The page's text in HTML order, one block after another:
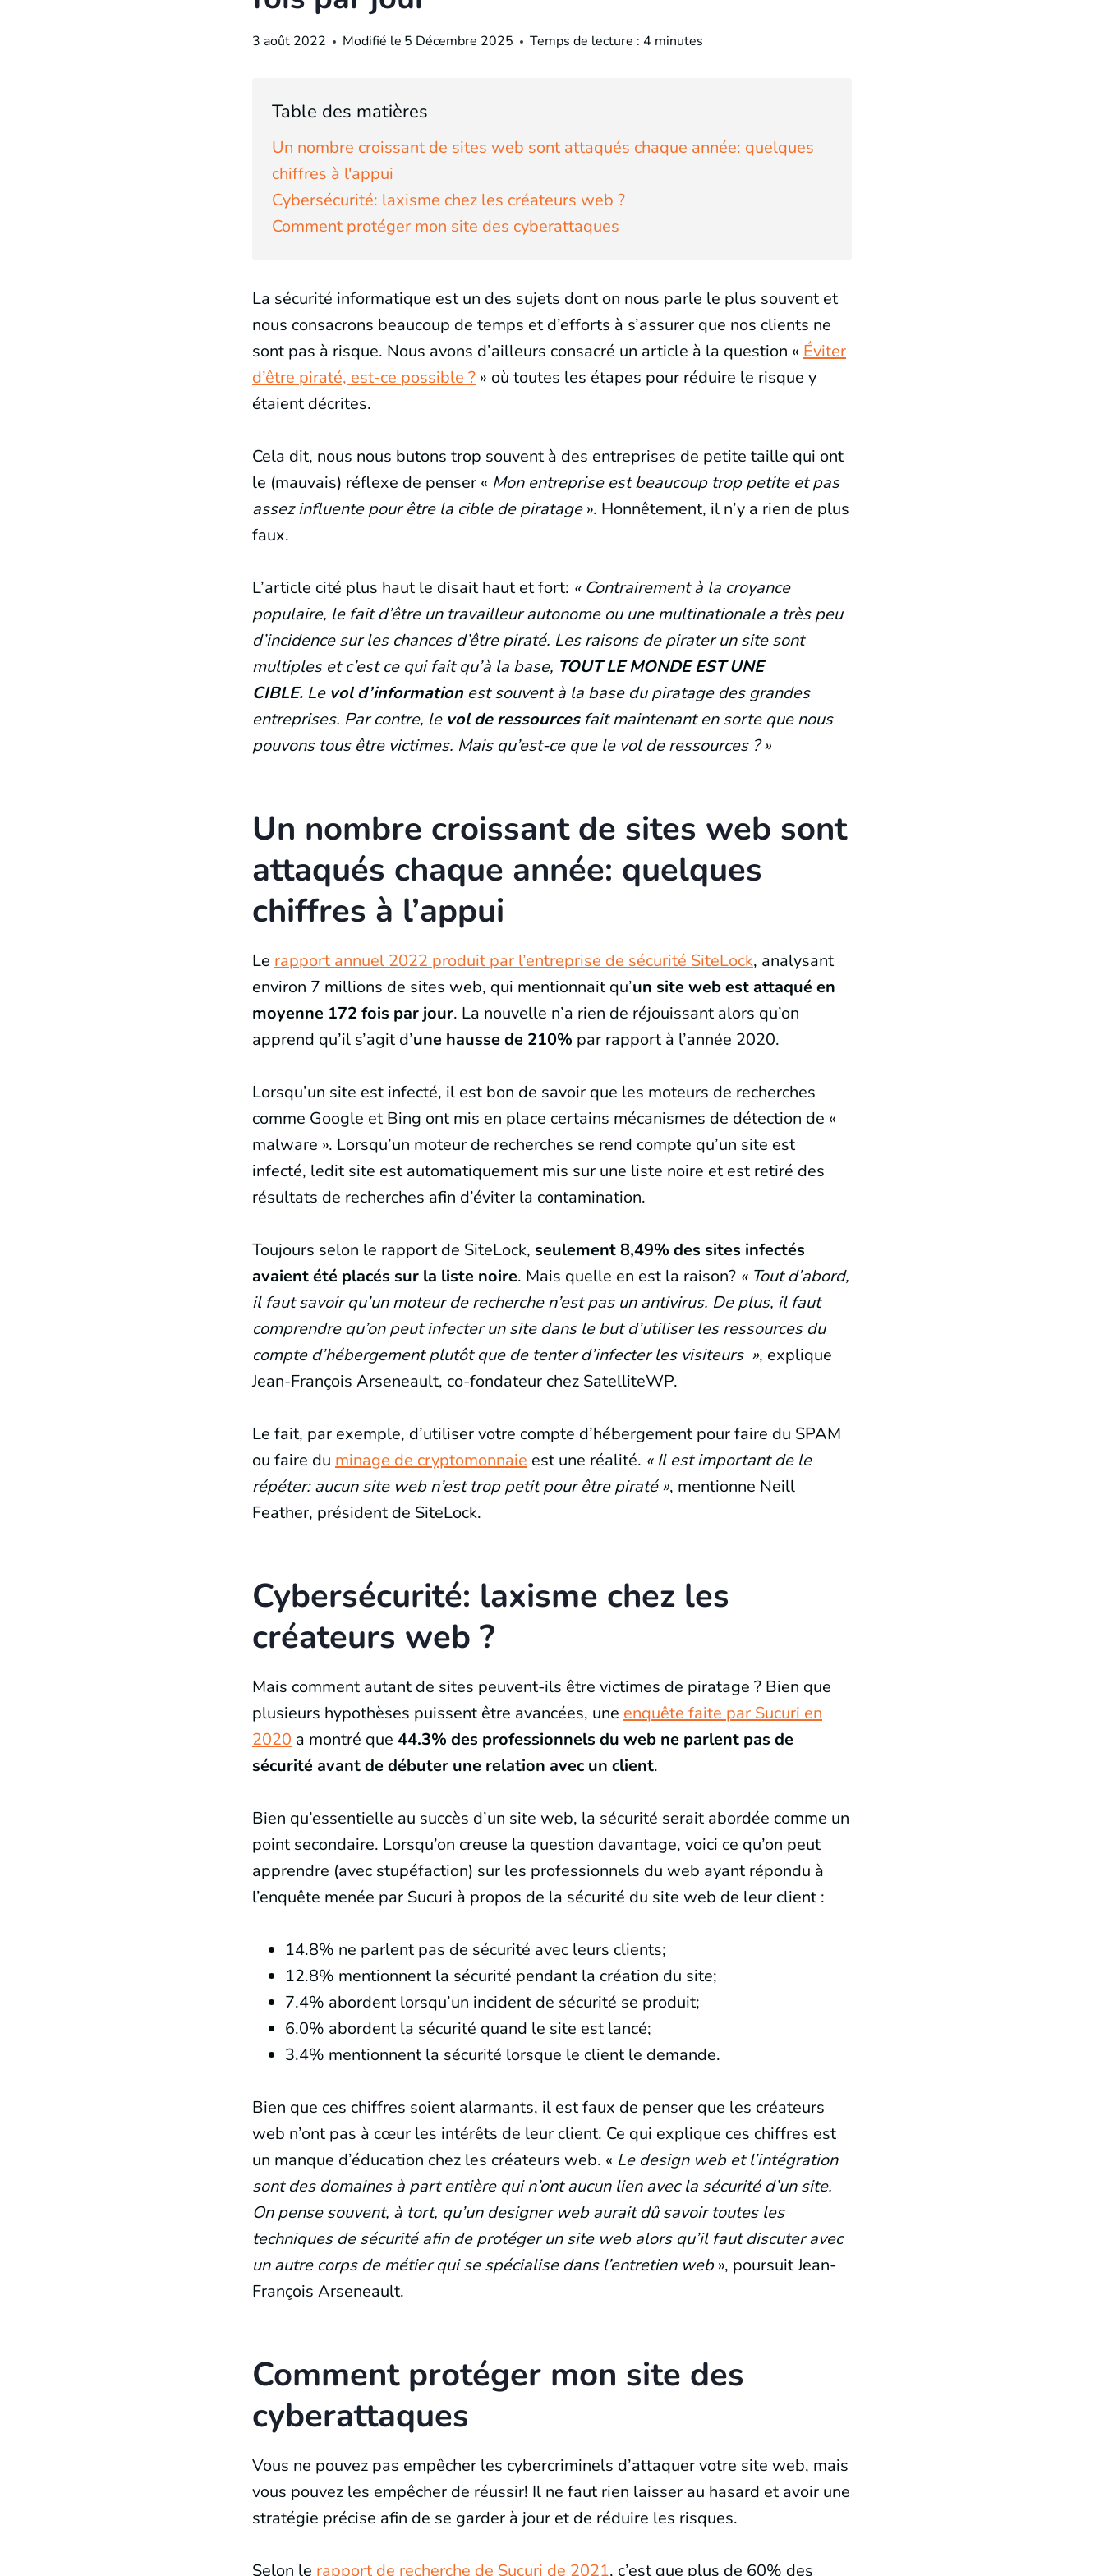
3 août 2022 Modifié le 5 Décembre 2025 Temps de lecture : 4 minutes
Table des matières
Un nombre croissant de sites web sont attaqués chaque année: quelques
chiffres à l'appui
Cybersécurité: laxisme chez les créateurs web ?
Comment protéger mon site des cyberattaques
La sécurité informatique est un des sujets dont on nous parle le plus souvent et
nous consacrons beaucoup de temps et d’efforts à s’assurer que nos clients ne
sont pas à risque. Nous avons d’ailleurs consacré un article à la question « Éviter
d’être piraté, est-ce possible ? » où toutes les étapes pour réduire le risque y
étaient décrites.
Cela dit, nous nous butons trop souvent à des entreprises de petite taille qui ont
le (mauvais) réflexe de penser « Mon entreprise est beaucoup trop petite et pas
assez influente pour être la cible de piratage». Honnêtement, il n’y a rien de plus
faux.
L’article cité plus haut le disait haut et fort: « Contrairement à la croyance
populaire, le fait d’être un travailleur autonome ou une multinationale a très peu
d’incidence sur les chances d’être piraté. Les raisons de pirater un site sont
multiples et c’est ce qui fait qu’à la base, TOUT LE MONDE EST UNE
CIBLE. Le vol d’informationest souvent à la base du piratage des grandes
entreprises. Par contre, le vol de ressourcesfait maintenant en sorte que nous
pouvons tous être victimes. Mais qu’est-ce que le vol de ressources ? »
Un nombre croissant de sites web sont
attaqués chaque année: quelques
chiffres à l’appui
Le rapport annuel 2022 produit par l’entreprise de sécurité SiteLock, analysant
environ 7 millions de sites web, qui mentionnait qu’un site web est attaqué en
moyenne 172 fois par jour. La nouvelle n’a rien de réjouissant alors qu’on
apprend qu’il s’agit d’une hausse de 210% par rapport à l’année 2020.
Lorsqu’un site est infecté, il est bon de savoir que les moteurs de recherches
comme Google et Bing ont mis en place certains mécanismes de détection de «
malware ». Lorsqu’un moteur de recherches se rend compte qu’un site est
infecté, ledit site est automatiquement mis sur une liste noire et est retiré des
résultats de recherches afin d’éviter la contamination.
Toujours selon le rapport de SiteLock, seulement 8,49% des sites infectés
avaient été placés sur la liste noire. Mais quelle en est la raison? « Tout d’abord,
il faut savoir qu’un moteur de recherche n’est pas un antivirus. De plus, il faut
comprendre qu’on peut infecter un site dans le but d’utiliser les ressources du
compte d’hébergement plutôt que de tenter d’infecter les visiteurs », explique
Jean-François Arseneault, co-fondateur chez SatelliteWP.
Le fait, par exemple, d’utiliser votre compte d’hébergement pour faire du SPAM
ou faire du minage de cryptomonnaie est une réalité. « Il est important de le
répéter: aucun site web n’est trop petit pour être piraté », mentionne Neill
Feather, président de SiteLock.
Cybersécurité: laxisme chez les
créateurs web ?
Mais comment autant de sites peuvent-ils être victimes de piratage ? Bien que
plusieurs hypothèses puissent être avancées, une enquête faite par Sucuri en
2020 a montré que 44.3% des professionnels du web ne parlent pas de
sécurité avant de débuter une relation avec un client.
Bien qu’essentielle au succès d’un site web, la sécurité serait abordée comme un
point secondaire. Lorsqu’on creuse la question davantage, voici ce qu’on peut
apprendre (avec stupéfaction) sur les professionnels du web ayant répondu à
l’enquête menée par Sucuri à propos de la sécurité du site web de leur client :
14.8% ne parlent pas de sécurité avec leurs clients;
12.8% mentionnent la sécurité pendant la création du site;
7.4% abordent lorsqu’un incident de sécurité se produit;
6.0% abordent la sécurité quand le site est lancé;
3.4% mentionnent la sécurité lorsque le client le demande.
Bien que ces chiffres soient alarmants, il est faux de penser que les créateurs
web n’ont pas à cœur les intérêts de leur client. Ce qui explique ces chiffres est
un manque d’éducation chez les créateurs web. « Le design web et l’intégration
sont des domaines à part entière qui n’ont aucun lien avec la sécurité d’un site.
On pense souvent, à tort, qu’un designer web aurait dû savoir toutes les
techniques de sécurité afin de protéger un site web alors qu’il faut discuter avec
un autre corps de métier qui se spécialise dans l’entretien web», poursuit Jean-
François Arseneault.
Comment protéger mon site des
cyberattaques
Vous ne pouvez pas empêcher les cybercriminels d’attaquer votre site web, mais
vous pouvez les empêcher de réussir! Il ne faut rien laisser au hasard et avoir une
stratégie précise afin de se garder à jour et de réduire les risques.
Selon le rapport de recherche de Sucuri de 2021, c’est que plus de 60% des